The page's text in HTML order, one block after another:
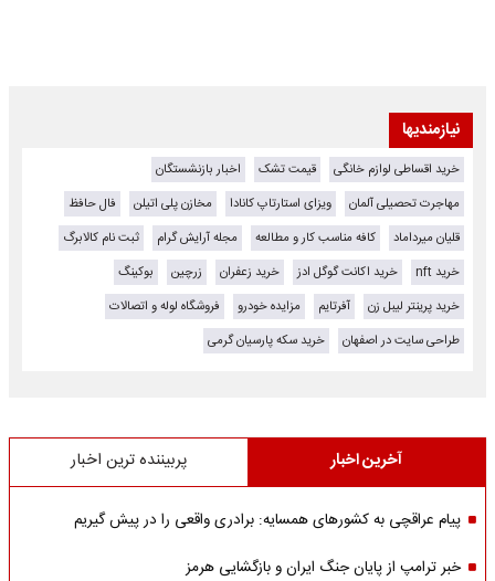
نیازمندیها
خرید اقساطی لوازم خانگی قیمت تشک
اخبار بازنشستگان
مهاجرت تحصیلی آلمان
ویزای استارتاپ کانادا مخازن پلی اتیلن
فال حافظ
قلیان میرداماد
کافه مناسب کار و مطالعه مجله آرایش گرام
ثبت نام کالابرگ
خرید nft
خرید اکانت گوگل ادز خرید زعفران زرچین
بوکینگ
خرید پرینتر لیبل زن
آفرتایم مزایده خودرو
فروشگاه لوله و اتصالات
طراحی سایت در اصفهان
خرید سکه پارسیان گرمی
آخرین اخبار پربیننده ترین اخبار
پیام عراقچی به کشورهای همسایه: برادری واقعی را در پیش گیریم
خبر ترامپ از پایان جنگ ایران و بازگشایی هرمز